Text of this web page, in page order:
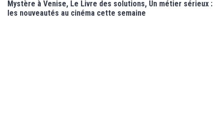
Mystère à Venise, Le Livre des solutions, Un métier sérieux :
les nouveautés au cinéma cette semaine